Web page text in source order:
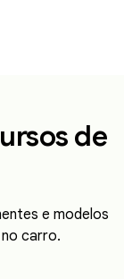
de
e modelos
carro.